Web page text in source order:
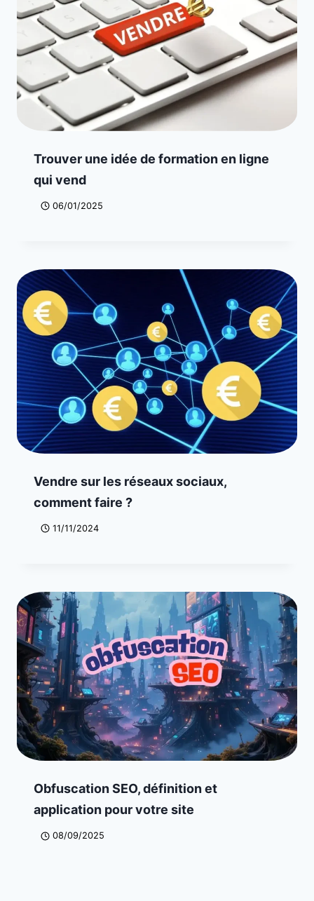
Trouver une idée de formation en ligne
qui vend
06/01/2025
Vendre sur les réseaux sociaux,
comment faire ?
11/11/2024
Obfuscation SEO, définition et
application pour votre site
08/09/2025